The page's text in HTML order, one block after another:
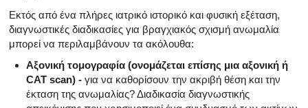
Εκτός από ένα πλήρες ιατρικό ιστορικό και φυσική εξέταση,
διαγνωστικές διαδικασίες για βραγχιακός σχισμή ανωμαλία
μπορεί να περιλαμβάνουν τα ακόλουθα:
Αξονική τομογραφία (ονομάζεται επίσης μια αξονική ή
CAT scan) - για να καθορίσουν την ακριβή θέση και την
έκταση της ανωμαλίας? Διαδικασία διαγνωστικής